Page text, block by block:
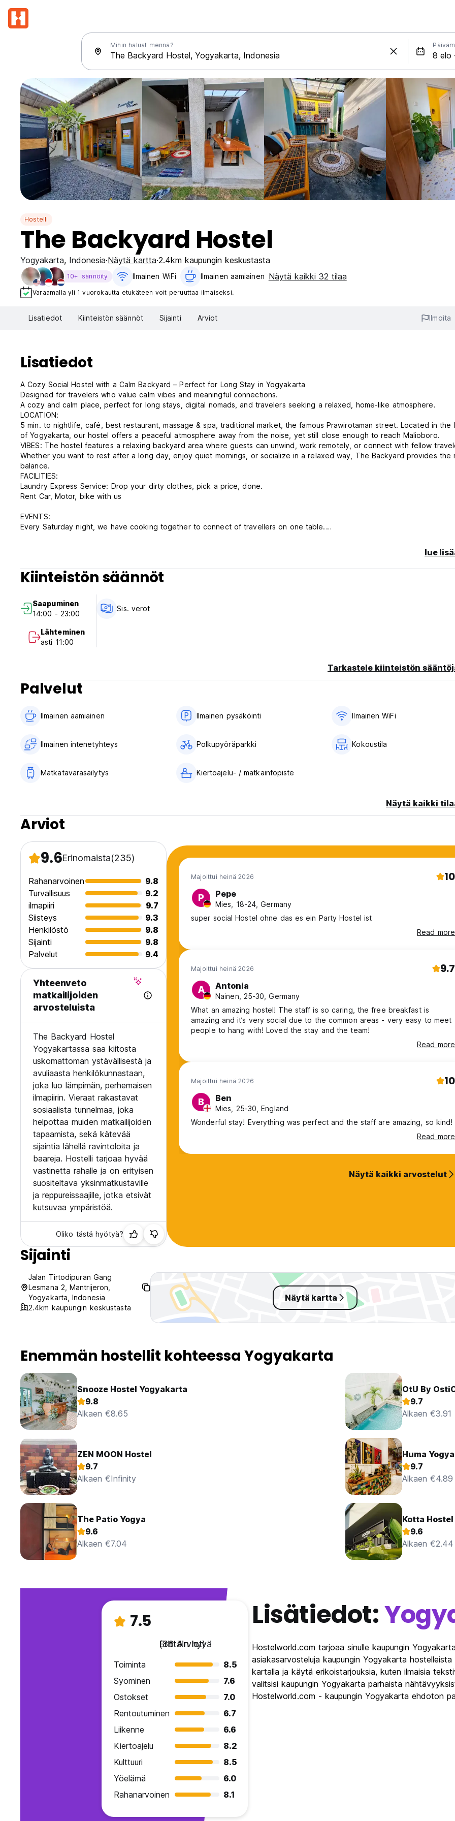
Mihin haluat mennä?
Hostelli
The Backyard Hostel
Yogyakarta, Indonesia Näytä kartta 2.4km kaupungin keskustasta
10+ isännöity Ilmainen WiFi Ilmainen aamiainen‎ Näytä kaikki 32 tilaa
Varaamalla yli 1 vuorokautta etukäteen voit peruuttaa ilmaiseksi.
Lisatiedot Kiinteistön säännöt Sijainti Arviot Ilmoita
Lisatiedot
A Cozy Social Hostel with a Calm Backyard – Perfect for Long Stay in Yogyakarta
Designed for travelers who value calm vibes and meaningful connections.
A cozy and calm place, perfect for long stays, digital nomads, and travelers seeking a relaxed, home-like atmosphere.
LOCATION:
5 min. to nightlife, café, best restaurant, massage & spa, traditional market, the famous Prawirotaman street. Located in the
of Yogyakarta, our hostel offers a peaceful atmosphere away from the noise, yet still close enough to reach Malioboro.
VIBES: The hostel features a relaxing backyard area where guests can unwind, work remotely, or connect with fellow
Whether you want to rest after a long day, enjoy quiet mornings, or socialize in a relaxed way, The Backyard provides the
balance.
FACILITIES:
Laundry Express Service: Drop your dirty clothes, pick a price, done.
Rent Car, Motor, bike with us
EVENTS:
Every Saturday night, we have cooking together to connect of travellers on one table.
Check in: 2PM
Check out: 11AM
Smoking Areas provided at the garden only
lue
Kiinteistön säännöt
Saapuminen
14:00 - 23:00
Lähteminen
asti 11:00
Sis. verot
Tarkastele kiinteistön
Palvelut
Ilmainen aamiainen‎ Ilmainen pysäköinti Ilmainen WiFi
Ilmainen intenetyhteys Polkupyöräparkki Kokoustila
Matkatavarasäilytys Kiertoajelu- / matkainfopiste
Näytä kaikki
Arviot
9.6Erinomaista(235)
Rahanarvoinen
9.8
Turvallisuus
9.2
ilmapiiri
9.7
Siisteys
9.3
Henkilöstö
9.8
Sijainti
9.8
Palvelut
9.4
Yhteenveto
matkailijoiden
arvosteluista
The Backyard Hostel
Yogyakartassa saa kiitosta
uskomattoman ystävällisestä ja
avuliaasta henkilökunnastaan,
joka luo lämpimän, perhemaisen
ilmapiirin. Vieraat rakastavat
sosiaalista tunnelmaa, joka
helpottaa muiden matkailijoiden
tapaamista, sekä kätevää
sijaintia lähellä ravintoloita ja
baareja. Hostelli tarjoaa hyvää
vastinetta rahalle ja on erityisen
suositeltava yksinmatkustaville
ja reppureissaajille, jotka etsivät
kutsuvaa ympäristöä.
Oliko tästä hyötyä?
Majoittui heinä 2026 10
P Pepe
Mies, 18-24, Germany
super social Hostel ohne das es ein Party Hostel ist
Read more
Majoittui heinä 2026 9.7
A Antonia
Nainen, 25-30, Germany
What an amazing hostel! The staff is so caring, the free breakfast is
amazing and it’s very social due to the common areas - very easy to meet
people to hang with! Loved the stay and the team!
Read more
Majoittui heinä 2026 10
B Ben
Mies, 25-30, England
Wonderful stay! Everything was perfect and the staff are amazing, so kind!
Read more
Näytä kaikki arvostelut
Sijainti
Jalan Tirtodipuran Gang
Lesmana 2, Mantrijeron,
Yogyakarta, Indonesia
2.4km kaupungin keskustasta
Näytä kartta
Enemmän hostellit kohteessa Yogyakarta
Snooze Hostel Yogyakarta
9.8
Alkaen €8.65
OtU By
9.7
Alkaen €3.91
ZEN MOON Hostel
9.7
Alkaen €Infinity
Huma
9.7
Alkaen €4.89
The Patio Yogya
9.6
Alkaen €7.04
Kotta Hostel
9.6
Alkaen €2.44
7.5
Erittäin hyvä
(86 Arviot)
Toiminta
8.5
Syominen
7.6
Ostokset
7.0
Rentoutuminen
6.7
Liikenne
6.6
Kiertoajelu
8.2
Kulttuuri
8.5
Yöelämä
6.0
Rahanarvoinen
8.1
Lisätiedot:
Hostelworld.com tarjoaa sinulle kaupungin
asiakasarvosteluja kaupungin Yogyakarta
kartalla ja käytä erikoistarjouksia, kuten ilmaisia
valitsisi kaupungin Yogyakarta parhaista
Hostelworld.com - kaupungin Yogyakarta ehdoton